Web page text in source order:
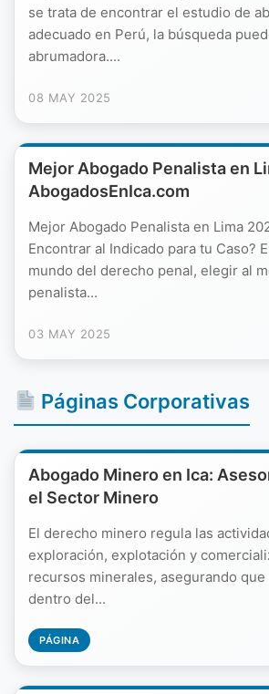
se trata de encontrar el estudio de
adecuado en Perú, la búsqueda
abrumadora....
08 MAY 2025
Mejor Abogado Penalista en
AbogadosEnIca.com
Mejor Abogado Penalista en Lima
Encontrar al Indicado para tu Caso?
mundo del derecho penal, elegir al
penalista...
03 MAY 2025
Páginas Corporativas
Abogado Minero en Ica:
el Sector Minero
El derecho minero regula las
exploración, explotación y
recursos minerales, asegurando
dentro del...
PÁGINA